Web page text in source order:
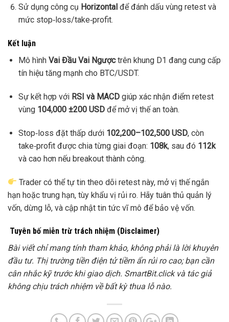
Sử dụng công cụ Horizontal để đánh dấu vùng retest và
mức stop‑loss/take‑profit.
Kết luận
Mô hình Vai Đầu Vai Ngượctrên khung D1 đang cung cấp
tín hiệu tăng mạnh cho BTC/USDT.
Sự kết hợp với RSI và MACDgiúp xác nhận điểm retest
vùng 104,000 ±200 USDđể mở vị thế an toàn.
Stop‑loss đặt thấp dưới 102,200–102,500 USD, còn
take‑profit được chia từng giai đoạn: 108k, sau đó 112k
và cao hơn nếu breakout thành công.
Trader có thể tự tin theo dõi retest này, mở vị thế ngắn
hạn hoặc trung hạn, tùy khẩu vị rủi ro. Hãy tuân thủ quản lý
vốn, dừng lỗ, và cập nhật tin tức vĩ mô để bảo vệ vốn.
Tuyên bố miễn trừ trách nhiệm (Disclaimer)
Bài viết chỉ mang tính tham khảo, không phải là lời khuyên
đầu tư. Thị trường tiền điện tử tiềm ẩn rủi ro cao; bạn cần
cân nhắc kỹ trước khi giao dịch. SmartBit.click và tác giả
không chịu trách nhiệm về bất kỳ thua lỗ nào.